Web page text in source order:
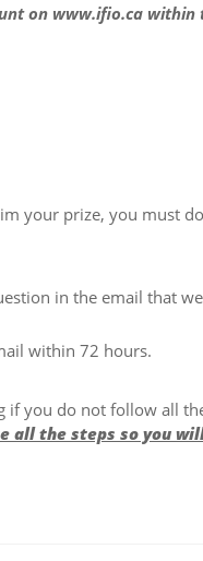
on www.ifio.ca within
your prize, you must
in the email that
within 72 hours.
if you do not follow all
all the steps so you